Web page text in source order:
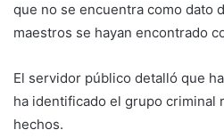
que no se encuentra como dato
maestros se hayan encontrado
El servidor público detalló que
ha identificado el grupo criminal
hechos.